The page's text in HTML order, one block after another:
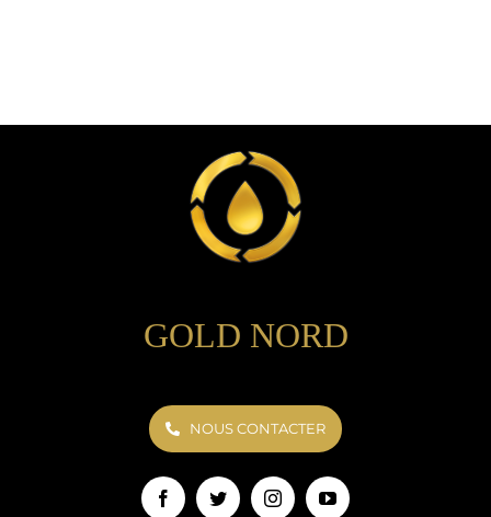
GOLD NORD
NOUS CONTACTER